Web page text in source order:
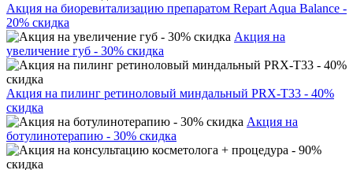
Акция на биоревитализацию препаратом Repart Aqua Balance -
20% скидка
Акция на
увеличение губ - 30% скидка
Акция на пилинг ретиноловый миндальный PRX-T33 - 40%
скидка
Акция на
ботулинотерапию - 30% скидка